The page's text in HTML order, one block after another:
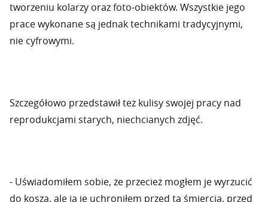
tworzeniu kolarzy oraz foto-obiektów. Wszystkie jego
prace wykonane są jednak technikami tradycyjnymi,
nie cyfrowymi.
Szczegółowo przedstawił też kulisy swojej pracy nad
reprodukcjami starych, niechcianych zdjęć.
- Uświadomiłem sobie, że przecież mogłem je wyrzucić
do kosza, ale ja je uchroniłem przed tą śmiercią, przed